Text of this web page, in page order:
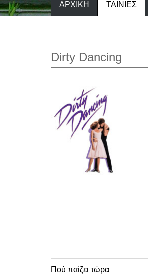
ΑΡΧΙΚΗ ΤΑΙΝΙΕΣ
Dirty Dancing
Πού παίζει τώρα